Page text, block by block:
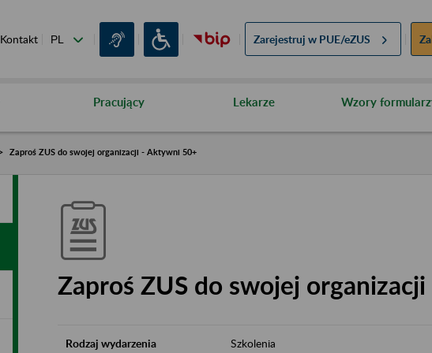
Kontakt Zarejestruj w PUE/eZUS
Pracujący Lekarze Wzory
Zaproś ZUS do swojej organizacji - Aktywni 50+
Zaproś ZUS do swojej
Rodzaj wydarzenia Szkolenia